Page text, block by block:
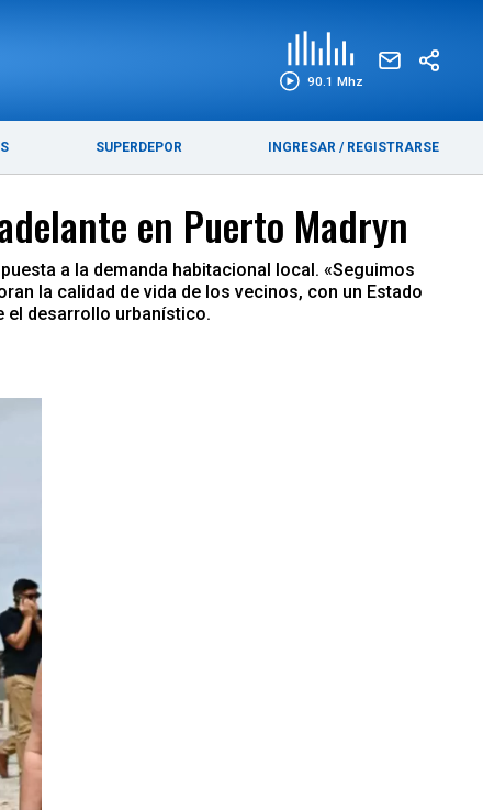
90.1 Mhz
SUPERDEPOR INGRESAR / REGISTRARSE
en Puerto Madryn
a la demanda habitacional local. «Seguimos
la calidad de vida de los vecinos, con un Estado
el desarrollo urbanístico.